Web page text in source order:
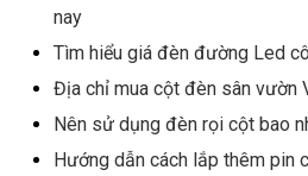
nay
Tìm hiểu giá đèn đường Led
Địa chỉ mua cột đèn sân vườn
Nên sử dụng đèn rọi cột bao
Hướng dẫn cách lắp thêm pin